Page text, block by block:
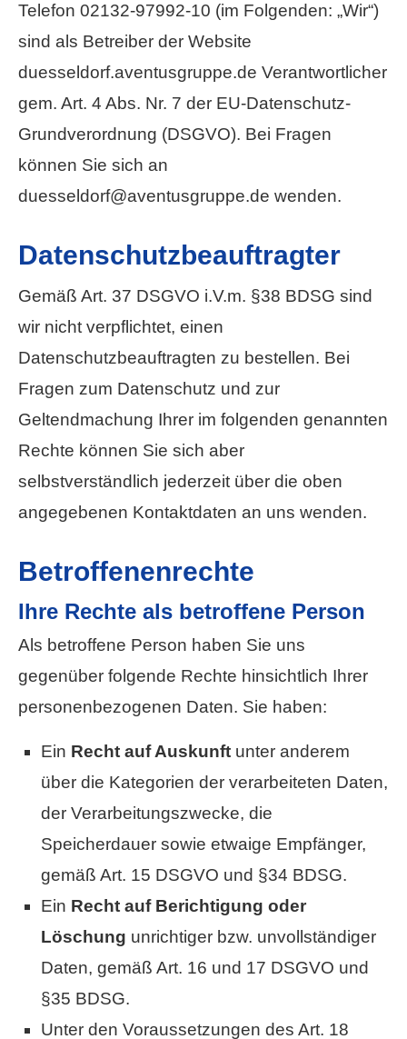
Telefon 02132-97992-10 (im Folgenden: „Wir“)
sind als Betreiber der Website
duesseldorf.aventusgruppe.de Verantwortlicher
gem. Art. 4 Abs. Nr. 7 der EU-Datenschutz-
Grundverordnung (DSGVO). Bei Fragen
können Sie sich an
duesseldorf@aventusgruppe.de wenden.
Datenschutzbeauftragter
Gemäß Art. 37 DSGVO i.V.m. §38 BDSG sind
wir nicht verpflichtet, einen
Datenschutzbeauftragten zu bestellen. Bei
Fragen zum Datenschutz und zur
Geltendmachung Ihrer im folgenden genannten
Rechte können Sie sich aber
selbstverständlich jederzeit über die oben
angegebenen Kontaktdaten an uns wenden.
Betroffenenrechte
Ihre Rechte als betroffene Person
Als betroffene Person haben Sie uns
gegenüber folgende Rechte hinsichtlich Ihrer
personenbezogenen Daten. Sie haben:
Ein Recht auf Auskunft unter anderem
über die Kategorien der verarbeiteten Daten,
der Verarbeitungszwecke, die
Speicherdauer sowie etwaige Empfänger,
gemäß Art. 15 DSGVO und §34 BDSG.
Ein Recht auf Berichtigung oder
Löschung unrichtiger bzw. unvollständiger
Daten, gemäß Art. 16 und 17 DSGVO und
§35 BDSG.
Unter den Voraussetzungen des Art. 18